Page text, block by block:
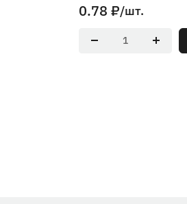
0.78 ₽/шт.